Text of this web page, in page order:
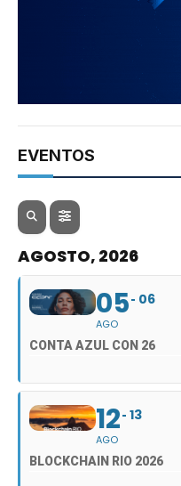
EVENTOS
AGOSTO, 2026
05
AGO
06
CONTA AZUL CON 26
12
AGO
13
BLOCKCHAIN RIO 2026